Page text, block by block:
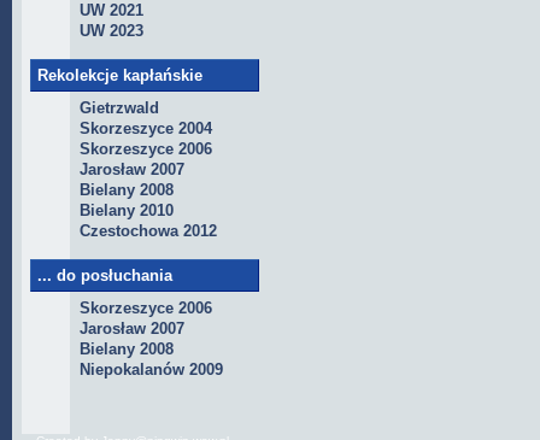
UW 2021
UW 2023
Rekolekcje kapłańskie
Gietrzwald
Skorzeszyce 2004
Skorzeszyce 2006
Jarosław 2007
Bielany 2008
Bielany 2010
Czestochowa 2012
... do posłuchania
Skorzeszyce 2006
Jarosław 2007
Bielany 2008
Niepokalanów 2009